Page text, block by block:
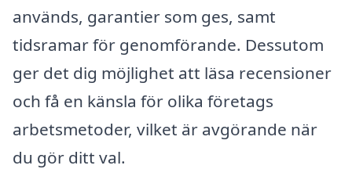
används, garantier som ges, samt
tidsramar för genomförande. Dessutom
ger det dig möjlighet att läsa recensioner
och få en känsla för olika företags
arbetsmetoder, vilket är avgörande när
du gör ditt val.